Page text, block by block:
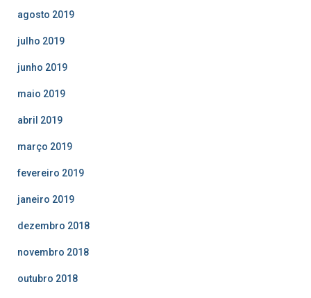
agosto 2019
julho 2019
junho 2019
maio 2019
abril 2019
março 2019
fevereiro 2019
janeiro 2019
dezembro 2018
novembro 2018
outubro 2018